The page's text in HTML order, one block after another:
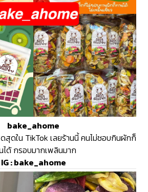
bake_ahome
ดใน TikTok เลยร้านนี้ คนไม่ชอบกินผักก็
ได้ กรอบมากเพลินมาก
IG :bake_ahome